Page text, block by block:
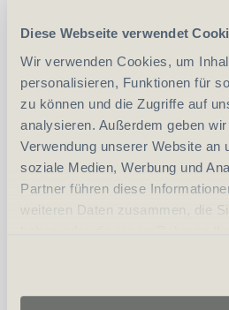
Diese Webseite verwendet
Wir verwenden Cookies, um
personalisieren, Funktionen für
zu können und die Zugriffe auf
analysieren. Außerdem geben
Verwendung unserer Website an
soziale Medien, Werbung und
Partner führen diese
weiteren Daten zusammen, die
Erwerbsvoraussetzung:
Waffenerwerbschein (WES)
Personalien (ID/Pass)